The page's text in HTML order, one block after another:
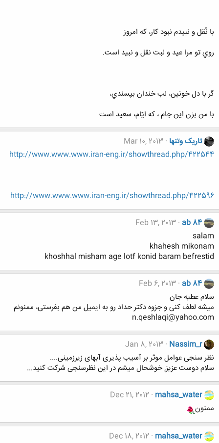
با نُقل و نبيدم نبود كار، كه امروز
روي تو مرا عيد و لبت نقل و نبيد است.
گر با دل خونين، لب خندان بپسندي،
با من بزن اين جام ، كه ايّام، سعيد است
تاریک وتنها Mar 10, 2013
http://www.www.www.iran-eng.ir/showthread.php/422544
http://www.www.www.iran-eng.ir/showthread.php/422596
ab 84
Feb 13, 2013
salam
khahesh mikonam
khoshhal misham age lotf konid baram befrestid
ab 84
Feb 6, 2013
سلام عطیه جان
میشه لطف کنی و جزوه دکتر حداد رو به ایمیل من هم بفرستی، ممنونم
n.qeshlaqi@yahoo.com
Nassim_r
Jan 8, 2013
نظر سنجی عوامل موثر بر آسیب پذیری آبهای زیرزمینی....
سلام دوست عزیز, خوشحال میشم در این نظرسنجی شرکت کنید...
mahsa_water
Dec 21, 2012
ممنون
mahsa_water
Dec 18, 2012